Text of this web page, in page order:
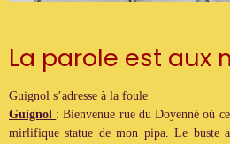
La parole est aux
Guignol s’adresse à la foule
Guignol : Bienvenue rue du Doyenné où
mirlifique statue de mon pipa. Le buste